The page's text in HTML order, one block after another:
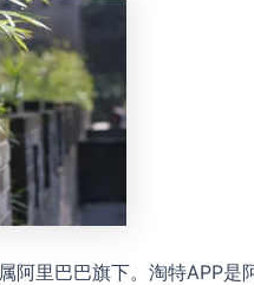
阿里巴巴旗下。淘特APP是